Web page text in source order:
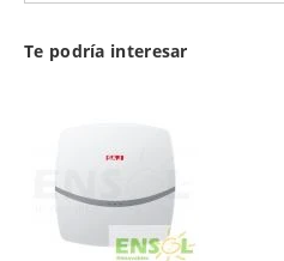
Te podría interesar